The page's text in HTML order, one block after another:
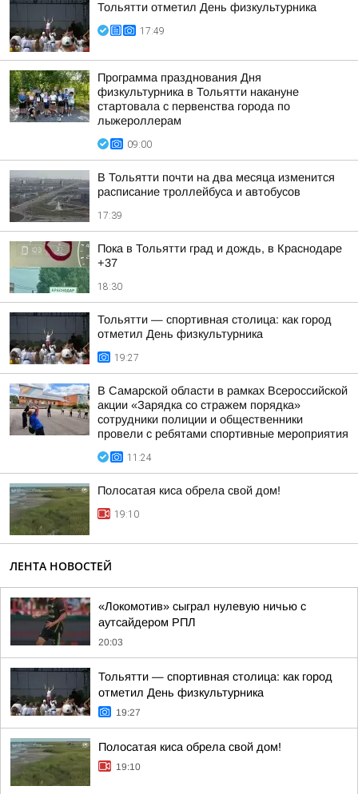
Тольятти отметил День физкультурника
17:49
Программа празднования Дня
физкультурника в Тольятти накануне
стартовала с первенства города по
лыжероллерам
09:00
В Тольятти почти на два месяца изменится
расписание троллейбуса и автобусов
17:39
Пока в Тольятти град и дождь, в Краснодаре
+37
18:30
Тольятти — спортивная столица: как город
отметил День физкультурника
19:27
В Самарской области в рамках Всероссийской
акции «Зарядка со стражем порядка»
сотрудники полиции и общественники
провели с ребятами спортивные мероприятия
11:24
Полосатая киса обрела свой дом!
19:10
ЛЕНТА НОВОСТЕЙ
«Локомотив» сыграл нулевую ничью с
аутсайдером РПЛ
20:03
Тольятти — спортивная столица: как город
отметил День физкультурника
19:27
Полосатая киса обрела свой дом!
19:10